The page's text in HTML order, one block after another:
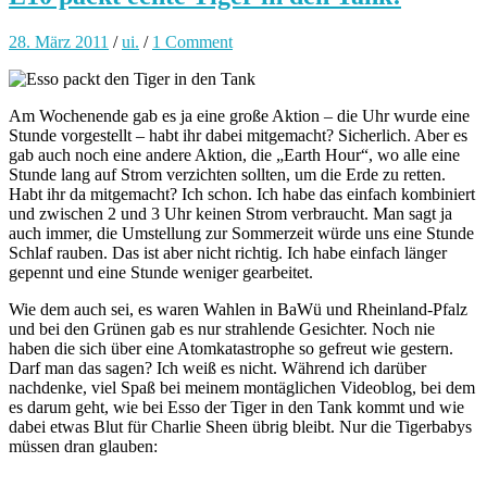
28. März 2011 /ui. / 1 Comment
Am Wochenende gab es ja eine große Aktion – die Uhr wurde eine
Stunde vorgestellt – habt ihr dabei mitgemacht? Sicherlich. Aber es
gab auch noch eine andere Aktion, die „Earth Hour“, wo alle eine
Stunde lang auf Strom verzichten sollten, um die Erde zu retten.
Habt ihr da mitgemacht? Ich schon. Ich habe das einfach kombiniert
und zwischen 2 und 3 Uhr keinen Strom verbraucht. Man sagt ja
auch immer, die Umstellung zur Sommerzeit würde uns eine Stunde
Schlaf rauben. Das ist aber nicht richtig. Ich habe einfach länger
gepennt und eine Stunde weniger gearbeitet.
Wie dem auch sei, es waren Wahlen in BaWü und Rheinland-Pfalz
und bei den Grünen gab es nur strahlende Gesichter. Noch nie
haben die sich über eine Atomkatastrophe so gefreut wie gestern.
Darf man das sagen? Ich weiß es nicht. Während ich darüber
nachdenke, viel Spaß bei meinem montäglichen Videoblog, bei dem
es darum geht, wie bei Esso der Tiger in den Tank kommt und wie
dabei etwas Blut für Charlie Sheen übrig bleibt. Nur die Tigerbabys
müssen dran glauben: